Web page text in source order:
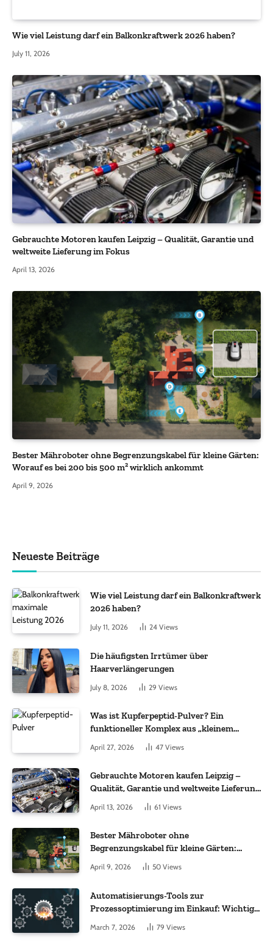
Wie viel Leistung darf ein Balkonkraftwerk 2026 haben?
July 11, 2026
Gebrauchte Motoren kaufen Leipzig – Qualität, Garantie und
weltweite Lieferung im Fokus
April 13, 2026
Bester Mähroboter ohne Begrenzungskabel für kleine Gärten:
Worauf es bei 200 bis 500 m² wirklich ankommt
April 9, 2026
Neueste Beiträge
Wie viel Leistung darf ein Balkonkraftwerk
2026 haben?
July 11, 2026 24 Views
Die häufigsten Irrtümer über
Haarverlängerungen
July 8, 2026 29 Views
Was ist Kupferpeptid-Pulver? Ein
funktioneller Komplex aus „kleinem
Molekül + Metall“
April 27, 2026 47 Views
Gebrauchte Motoren kaufen Leipzig –
Qualität, Garantie und weltweite Lieferung
April 13, 2026 61 Views
Bester Mähroboter ohne
Begrenzungskabel für kleine Gärten:
Worauf es bei 200 bis 500 m² wirklich
ankommt
April 9, 2026 50 Views
Automatisierungs-Tools zur
Prozessoptimierung im Einkauf: Wichtige
Funktionen, auf die Sie achten sollten
March 7, 2026 79 Views